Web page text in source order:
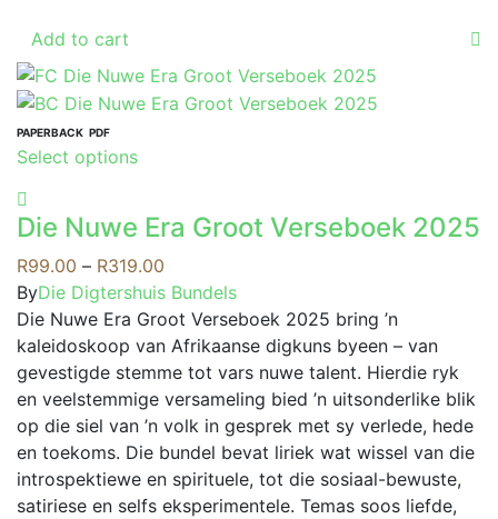
Add to cart
PAPERBACK PDF
Select optionsThis
multiple
variants.
The
options
may
be
chosen
on
the
product
page
Die Nuwe Era Groot Verseboek 2025
R99.00 – R319.00
range:
R99.00
through
R319.00
ByDie Digtershuis Bundels
Die Nuwe Era Groot Verseboek 2025 bring ’n
kaleidoskoop van Afrikaanse digkuns byeen – van
gevestigde stemme tot vars nuwe talent. Hierdie ryk
en veelstemmige versameling bied ’n uitsonderlike blik
op die siel van ’n volk in gesprek met sy verlede, hede
en toekoms. Die bundel bevat liriek wat wissel van die
introspektiewe en spirituele, tot die sosiaal-bewuste,
satiriese en selfs eksperimentele. Temas soos liefde,